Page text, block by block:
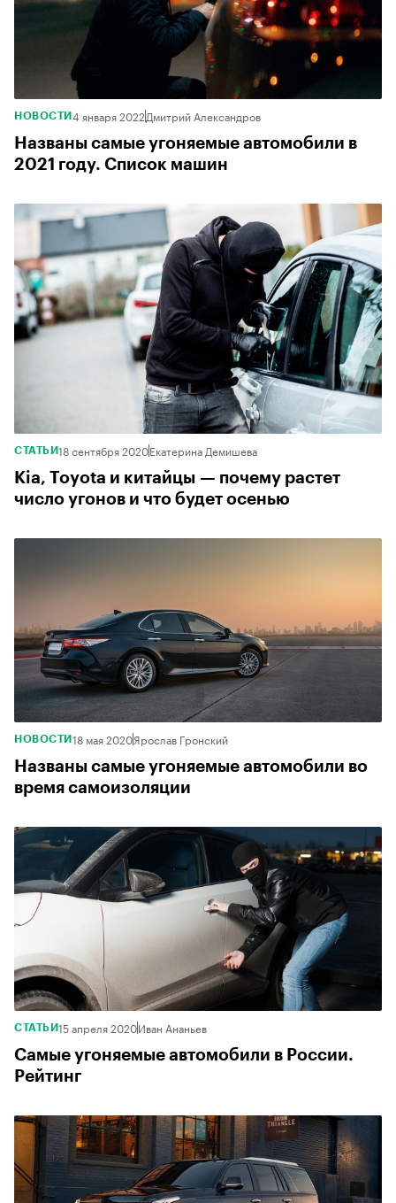
НОВОСТИ 4 января 2022Дмитрий Александров
Названы самые угоняемые автомобили в
2021 году. Список машин
СТАТЬИ18 сентября 2020Екатерина Демишева
Kia, Toyota и китайцы — почему растет
число угонов и что будет осенью
НОВОСТИ 18 мая 2020Ярослав Гронский
Названы самые угоняемые автомобили во
время самоизоляции
СТАТЬИ15 апреля 2020Иван Ананьев
Самые угоняемые автомобили в России.
Рейтинг